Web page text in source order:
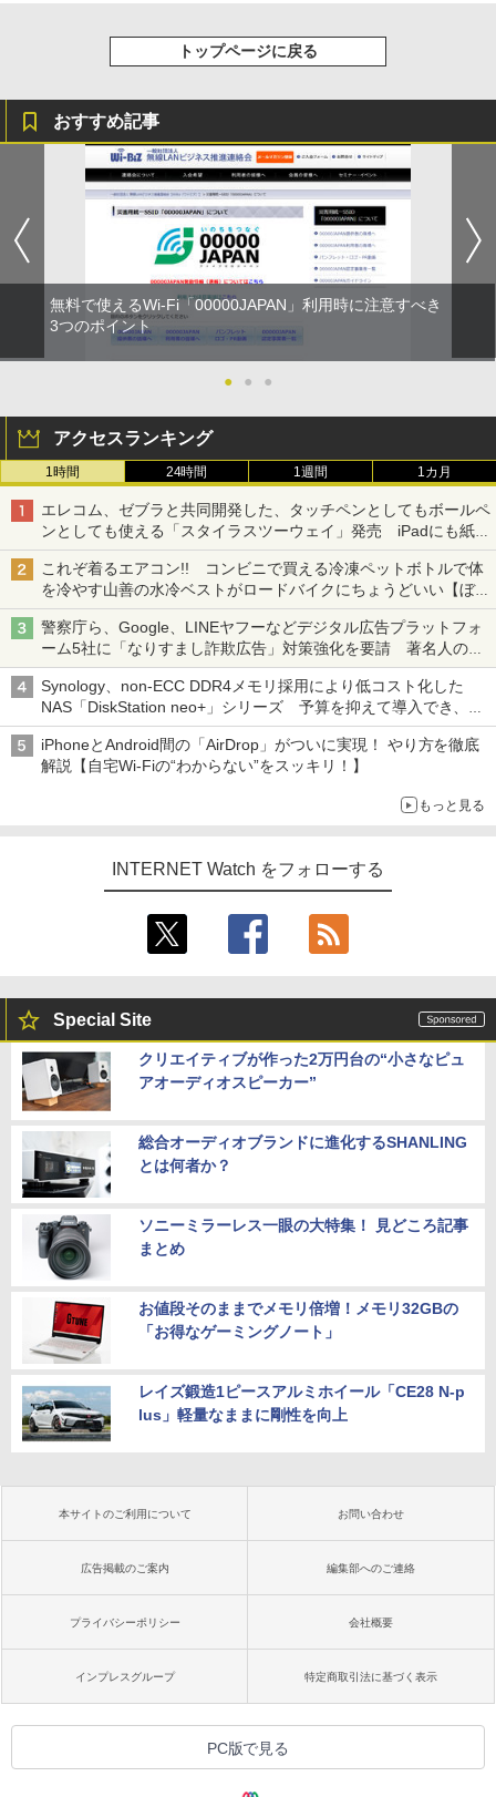
トップページに戻る
おすすめ記事
無料で使えるWi-Fi「00000JAPAN」利用時に注意すべき
3つのポイント
● ● ●
アクセスランキング
1時間 24時間 1週間 1カ月
エレコム、ゼブラと共同開発した、タッチペンとしてもボールペ
ンとしても使える「スタイラスツーウェイ」発売 iPadにも紙に
も、持ち替えずに書き込める
これぞ着るエアコン!! コンビニで買える冷凍ペットボトルで体
を冷やす山善の水冷ベストがロードバイクにちょうどいい【ぼっ
ち・ざ・ろーど！その14】【空いた時間でなにしてる？】
警察庁ら、Google、LINEヤフーなどデジタル広告プラットフォ
ーム5社に「なりすまし詐欺広告」対策強化を要請 著名人の写
真や映像を使った投資詐欺などへの対策として
Synology、non-ECC DDR4メモリ採用により低コスト化した
NAS「DiskStation neo+」シリーズ 予算を抑えて導入でき、
ECCメモリへのアップグレードも可能
iPhoneとAndroid間の「AirDrop」がついに実現！ やり方を徹底
解説【自宅Wi-Fiの“わからない”をスッキリ！】
もっと見る
INTERNET Watch をフォローする
Special Site
クリエイティブが作った2万円台の“小さなピュ
アオーディオスピーカー”
総合オーディオブランドに進化するSHANLING
とは何者か？
ソニーミラーレス一眼の大特集！ 見どころ記事
まとめ
お値段そのままでメモリ倍増！メモリ32GBの
「お得なゲーミングノート」
レイズ鍛造1ピースアルミホイール「CE28 N-p
lus」軽量なままに剛性を向上
本サイトのご利用について お問い合わせ
広告掲載のご案内 編集部へのご連絡
プライバシーポリシー 会社概要
インプレスグループ 特定商取引法に基づく表示
PC版で見る